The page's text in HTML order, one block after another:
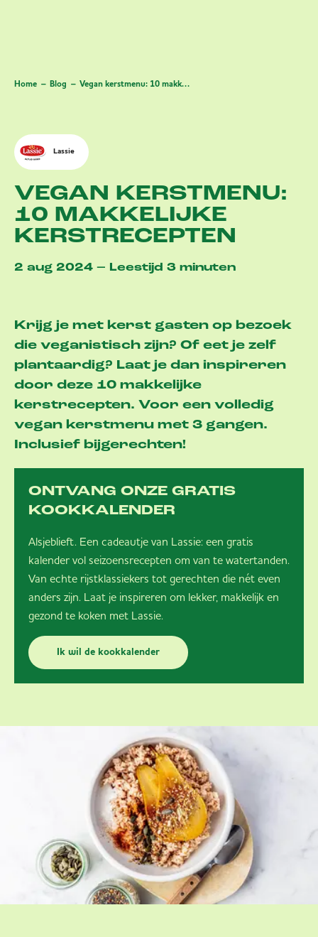
Home Blog Vegan kerstmenu: 10 makkelijke kerstrecepten
Lassie
VEGAN KERSTMENU:
10 MAKKELIJKE
KERSTRECEPTEN
2 aug 2024 – Leestijd 3 minuten
Krijg je met kerst gasten op bezoek
die veganistisch zijn? Of eet je zelf
plantaardig? Laat je dan inspireren
door deze 10 makkelijke
kerstrecepten. Voor een volledig
vegan kerstmenu met 3 gangen.
Inclusief bijgerechten!
ONTVANG ONZE GRATIS
KOOKKALENDER
Alsjeblieft. Een cadeautje van Lassie: een gratis
kalender vol seizoensrecepten om van te watertanden.
Van echte rijstklassiekers tot gerechten die nét even
anders zijn. Laat je inspireren om lekker, makkelijk en
gezond te koken met Lassie.
Ik wil de kookkalender